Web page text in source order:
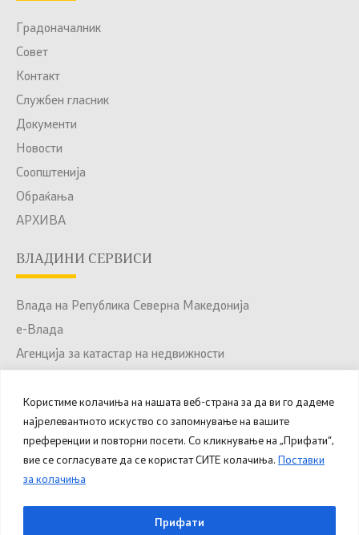
Користиме колачиња на нашата веб-страна за да ви го дадеме
најрелевантното искуство со запомнување на вашите
преференции и повторни посети. Со кликнување на „Прифати“,
вие се согласувате да се користат СИТЕ колачиња. Поставки
за колачиња
Прифати
Градоначалник
Совет
Контакт
Службен гласник
Документи
Новости
Соопштенија
Обраќања
АРХИВА
ВЛАДИНИ СЕРВИСИ
Влада на Република Северна Македонија
е-Влада
Агенција за катастар на недвижности
Портал за отворени податоци
Национален Портал за е-Услуги
© 2025 – 2026 Општина Куманово. Сите права